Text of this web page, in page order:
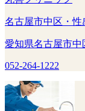
名古屋市中区・
愛知県名古屋市中
052-264-1222